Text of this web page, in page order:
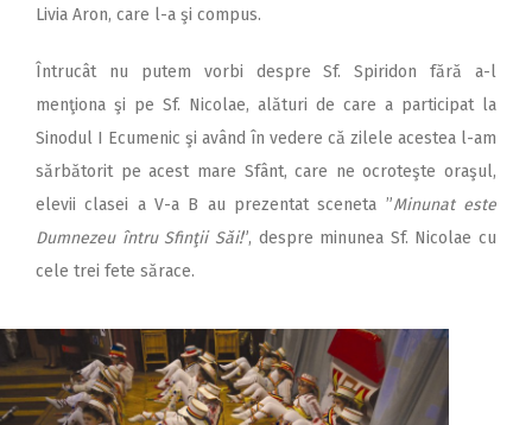
Livia Aron, care l-a şi compus.
Întrucât nu putem vorbi despre Sf. Spiridon fără a-l
menţiona şi pe Sf. Nicolae, alături de care a participat la
Sinodul I Ecumenic şi având în vedere că zilele acestea l-am
sărbătorit pe acest mare Sfânt, care ne ocroteşte oraşul,
elevii clasei a V-a B au prezentat sceneta ”Minunat este
Dumnezeu întru Sfinţii Săi!”, despre minunea Sf. Nicolae cu
cele trei fete sărace.